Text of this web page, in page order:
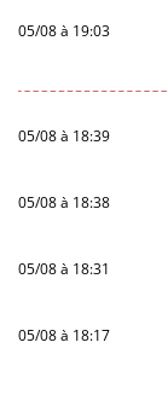
05/08 à 19:03
05/08 à 18:39
05/08 à 18:38
05/08 à 18:31
05/08 à 18:17